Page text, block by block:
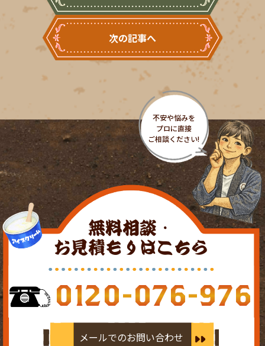
次の記事へ
無料相談・
お見積もりはこちら
0120-076-976
メールでのお問い合わせ